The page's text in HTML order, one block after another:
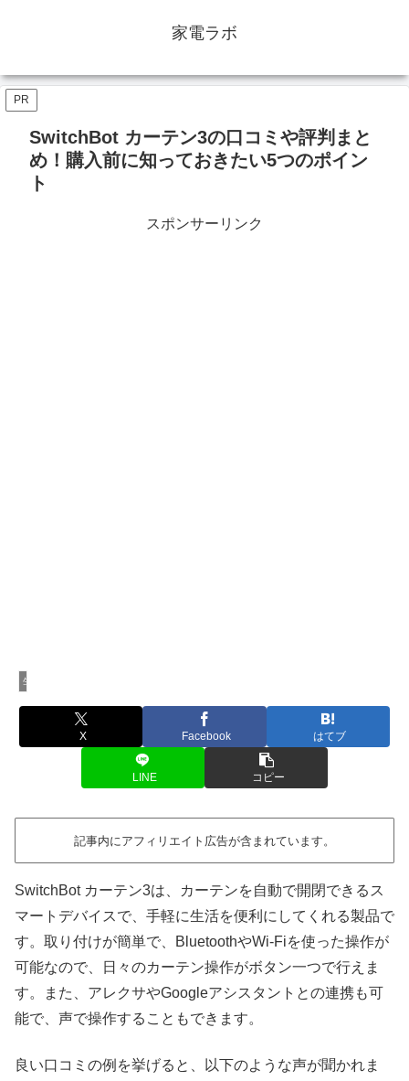
家電ラボ
PR
SwitchBot カーテン3の口コミや評判まと
め！購入前に知っておきたい5つのポイン
ト
スポンサーリンク
生活家電
X Facebook はてブ
LINE コピー
記事内にアフィリエイト広告が含まれています。
SwitchBot カーテン3は、カーテンを自動で開閉できるス
マートデバイスで、手軽に生活を便利にしてくれる製品で
す。取り付けが簡単で、BluetoothやWi-Fiを使った操作が
可能なので、日々のカーテン操作がボタン一つで行えま
す。また、アレクサやGoogleアシスタントとの連携も可
能で、声で操作することもできます。
良い口コミの例を挙げると、以下のような声が聞かれま